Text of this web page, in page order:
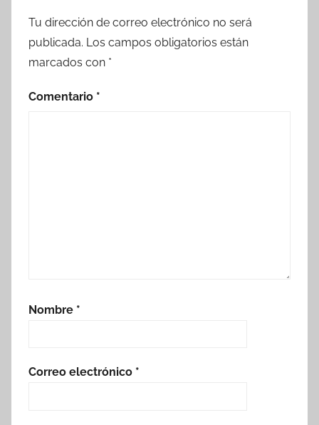
Tu dirección de correo electrónico no será
publicada. Los campos obligatorios están
marcados con *
Comentario *
Nombre *
Correo electrónico *